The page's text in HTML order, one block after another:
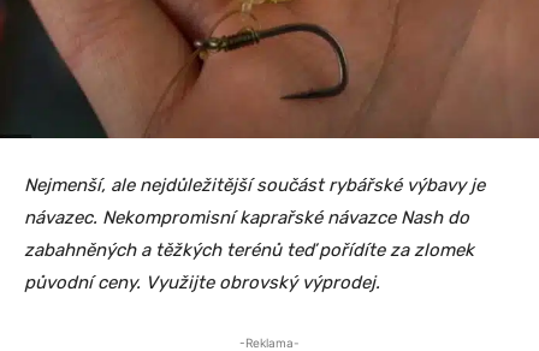
Nejmenší, ale nejdůležitější součást rybářské výbavy je
návazec. Nekompromisní kaprařské návazce Nash do
zabahněných a těžkých terénů teď pořídíte za zlomek
původní ceny. Využijte obrovský výprodej.
-Reklama-